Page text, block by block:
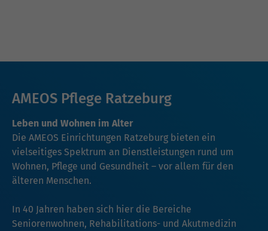
AMEOS Pflege Ratzeburg
Leben und Wohnen im Alter
Die AMEOS Einrichtungen Ratzeburg bieten ein
vielseitiges Spektrum an Dienstleistungen rund um
Wohnen, Pflege und Gesundheit – vor allem für den
älteren Menschen.
In 40 Jahren haben sich hier die Bereiche
Seniorenwohnen, Rehabilitations- und Akutmedizin